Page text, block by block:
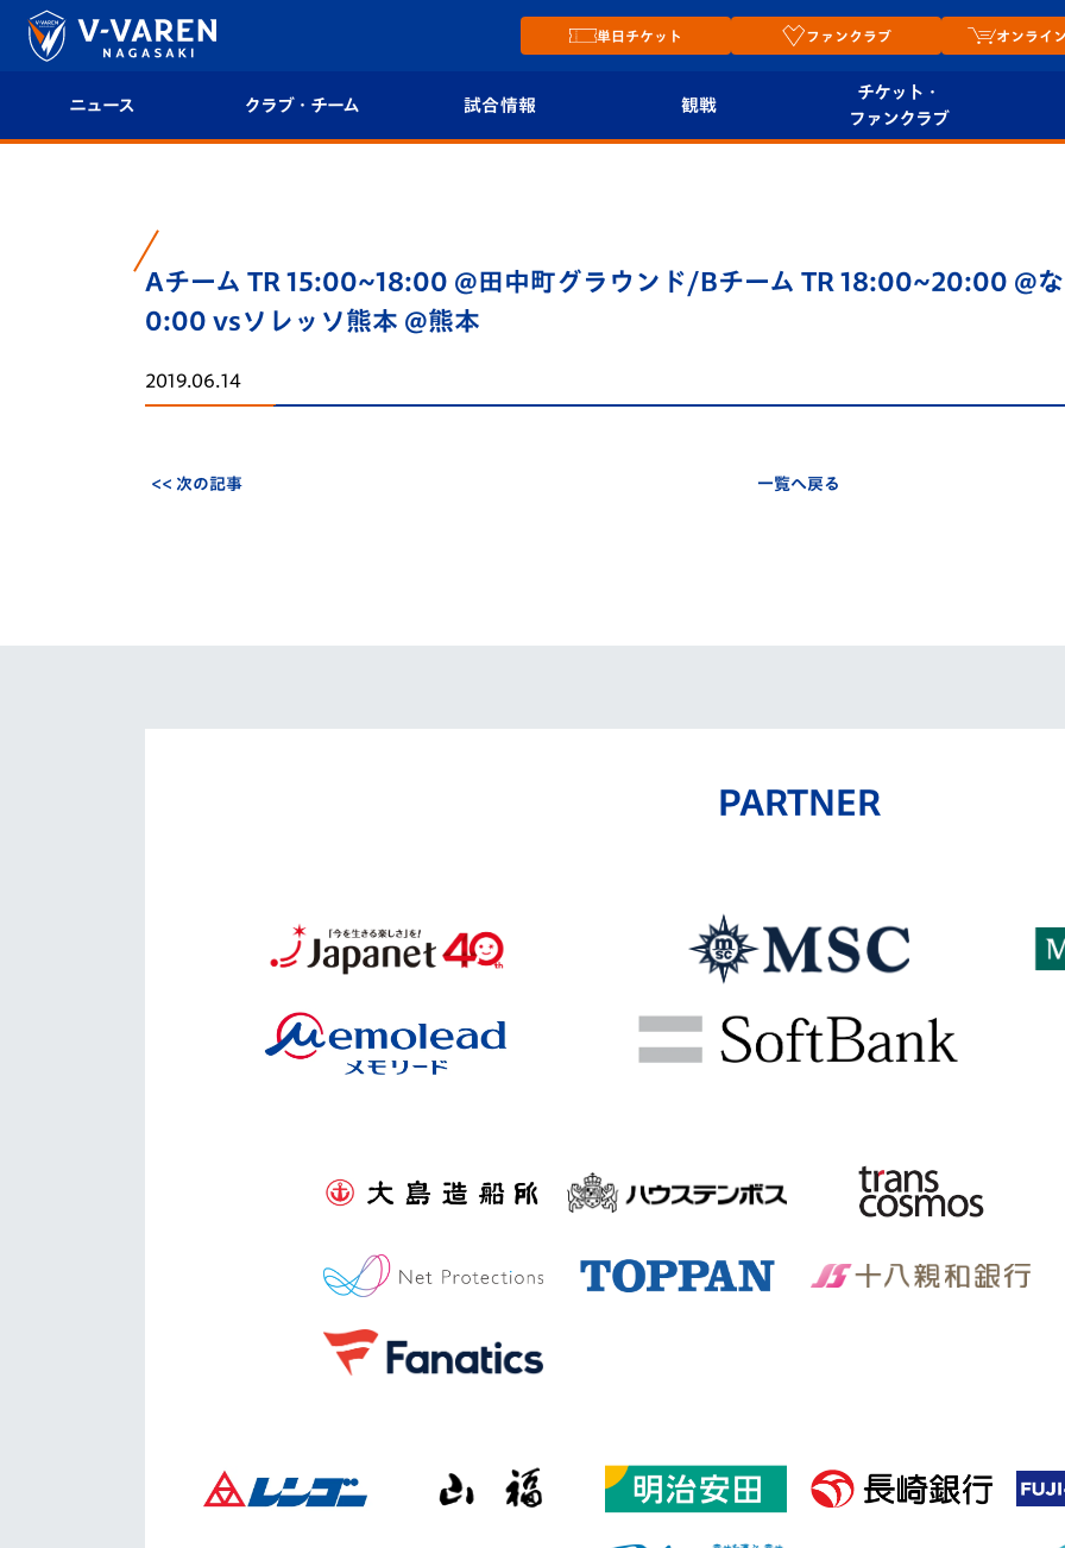
単日チケット ファンクラブ オンライン
ニュース クラブ・チーム
クラブ概要
選手プロフィール
スタッフプロフィール
試合情報
順位表
フォトギャラリー
観戦
セス
チケット・
ファンクラブ
プレイヤーズスイート
Aチーム TR 15:00~18:00 @田中町グラウンド/Bチーム TR 18:00~20:00 @
0:00 vsソレッソ熊本 @熊本
2019.06.14
<< 次の記事 一覧へ戻る
PARTNER